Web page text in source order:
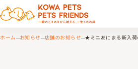
ホーム お知らせ 店舗のお知らせ ★ミニあにまる新入